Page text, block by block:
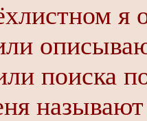
я
поиска